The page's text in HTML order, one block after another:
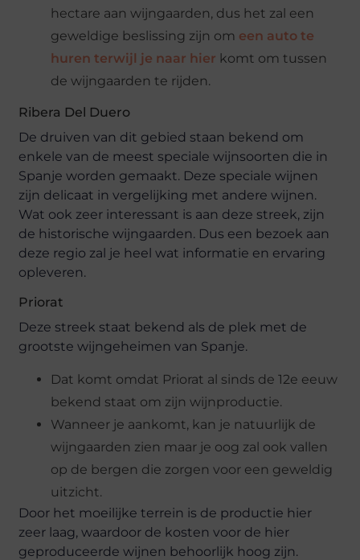
hectare aan wijngaarden, dus het zal een
geweldige beslissing zijn om een auto te
huren terwijl je naar hier komt om tussen
de wijngaarden te rijden.
Ribera Del Duero
De druiven van dit gebied staan bekend om
enkele van de meest speciale wijnsoorten die in
Spanje worden gemaakt. Deze speciale wijnen
zijn delicaat in vergelijking met andere wijnen.
Wat ook zeer interessant is aan deze streek, zijn
de historische wijngaarden. Dus een bezoek aan
deze regio zal je heel wat informatie en ervaring
opleveren.
Priorat
Deze streek staat bekend als de plek met de
grootste wijngeheimen van Spanje.
Dat komt omdat Priorat al sinds de 12e eeuw
bekend staat om zijn wijnproductie.
Wanneer je aankomt, kan je natuurlijk de
wijngaarden zien maar je oog zal ook vallen
op de bergen die zorgen voor een geweldig
uitzicht.
Door het moeilijke terrein is de productie hier
zeer laag, waardoor de kosten voor de hier
geproduceerde wijnen behoorlijk hoog zijn.